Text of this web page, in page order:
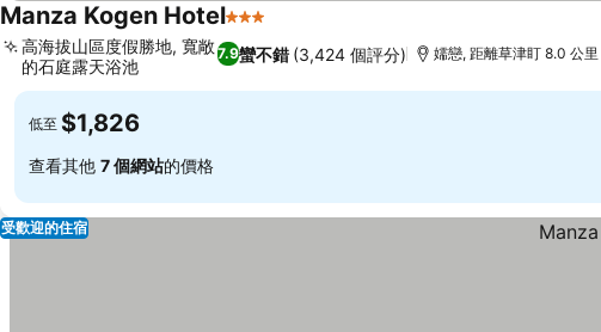
Manza Kogen Hotel3 星級
7.9蠻不錯 (3,424 個評分)
高海拔山區度假勝地, 寬敞
的石庭露天浴池
嬬戀, 距離草津盯 8.0 公里
低至 $1,826
查看其他 7 個網站的價格
受歡迎的住宿